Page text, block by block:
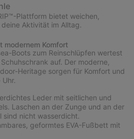
Plattform bietet weichen,
Aktivität im Alltag.
modernem Komfort
Boots zum Reinschlüpfen wertest
auf. Der moderne,
Heritage sorgen für Komfort und
Leder mit seitlichen und
Laschen an der Zunge und an der
sind nicht wasserdicht.
geformtes EVA-Fußbett mit